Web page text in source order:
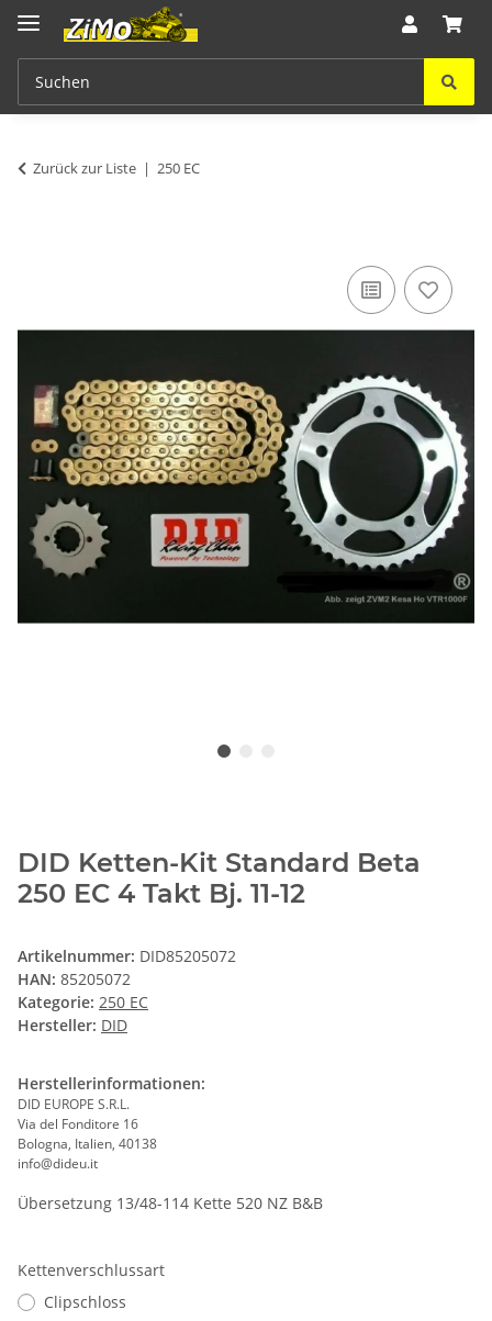
Zurück zur Liste 250 EC
DID Ketten-Kit Standard Beta
250 EC 4 Takt Bj. 11-12
Artikelnummer: DID85205072
HAN: 85205072
Kategorie: 250 EC
Hersteller: DID
Herstellerinformationen:
DID EUROPE S.R.L.
Via del Fonditore 16
Bologna, Italien, 40138
info@dideu.it
Übersetzung 13/48-114 Kette 520 NZ B&B
Kettenverschlussart
Clipschloss